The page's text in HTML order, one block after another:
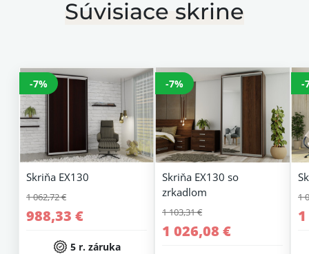
Súvisiace skrine
-7%
Skriňa EX130
1 062,72 €
988,33 €
5 r. záruka
-7%
Skriňa EX130 so
zrkadlom
1 103,31 €
1 026,08 €
-
1